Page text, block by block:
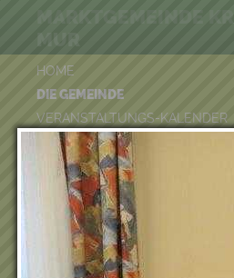
HOME
DIE GEMEINDE
VERANSTALTUNGS-KALENDER
BÜRGER-SERVICE
FREIZEIT & TOURISMUS
UMWELT
WIRTSCHAFT
VEREINE
KINDERGARTEN & KINDERKRIPPE
MUR